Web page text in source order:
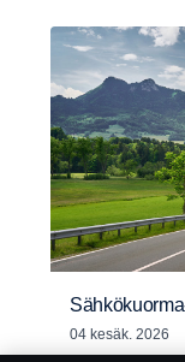
04 kesäk. 2026